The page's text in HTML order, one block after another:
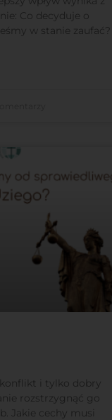
Co decyduje o
w stanie zaufać?
i tylko dobry
rozstrzygnąć go
Jakie cechy musi